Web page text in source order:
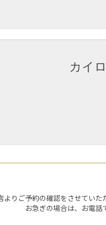
カイ
よりご予約の確認をさせてい
お急ぎの場合は、お電話